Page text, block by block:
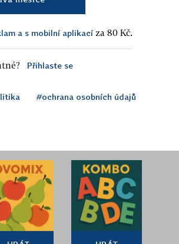
a s mobilní aplikací za 80 Kč.
Přihlaste se
#ochrana osobních údajů